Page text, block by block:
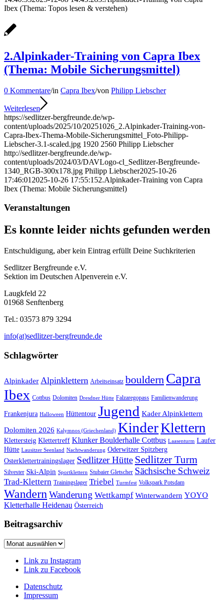
Ibex (Thema: Topos lesen & verstehen)
2.Alpinkader-Training von Capra Ibex
(Thema: Mobile Sicherungsmittel)
0 Kommentare/in Capra Ibex/von Philipp Liebscher
Weiterlesen
https://sedlitzer-bergfreunde.de/wp-
content/uploads/2025/10/20251026_2.Alpinkader-Training-von-
Capra-Ibex-Thema-Mobile-Sicherungsmittel_Foto-Philipp-
Liebscher-3.1-scaled.jpg 1920 2560 Philipp Liebscher
http://sedlitzer-bergfreunde.de/wp-
content/uploads/2024/03/DAVLogo-cl_Sedlitzer-Bergfreunde-
1340_RGB-300x178.jpg Philipp Liebscher2025-10-26
17:46:01 2025-10-26 17:55:152.Alpinkader-Training von Capra
Ibex (Thema: Mobile Sicherungsmittel)
Veranstaltungen
Es konnte leider nichts gefunden werden
Entschuldigung, aber kein Eintrag erfüllt Deine Suchkriterien
Sedlitzer Bergfreunde e.V.
Sektion im Deutschen Alpenverein e.V.
Laugkfeld 22
01968 Senftenberg
Tel.: 03573 879 3294
info(at)sedlitzer-bergfreunde.de
Schlagwörter
Alpinkader Alpinklettern Arbeitseinsatz bouldern Capra
Ibex Cottbus Dolomiten Dresdner Hütte Falzaregopass Familienwanderung
Frankenjura Halloween Hüttentour Jugend Kader Alpinklettern
Dolomiten 2026 Kalymnos (Griechenland) KinderKlettern
Klettersteig Klettertreff Klunker Boulderhalle Cottbus Laasenturm Laufer
Hütte Lausitzer Seenland Nachtwanderung Oderwitzer Spitzberg
Osterklettertrainingslager Sedlitzer Hütte Sedlitzer Turm
Silvester Ski-Alpin Sportklettern Stubaier Gletscher Sächsische Schweiz
Trad-Klettern Trainingslager Triebel Turmfest Volkspark Potsdam
Wandern Wanderung Wettkampf Winterwandern YOYO
Kletterhalle Heidenau Österreich
Beitragsarchiv
Beitragsarchiv
Link zu Instagram
Link zu Facebook
Datenschutz
Impressum